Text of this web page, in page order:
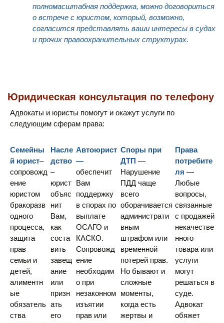
полномасштабная поддержка, можно договориться
о встрече с юристом, который, возможно,
согласится представлять ваши интересы в судах
и прочих правоохранительных структурах.
Юридическая консультация по телефону
Адвокаты и юристы помогут и окажут услуги по
следующим сферам права:
Семейны
й юрист–
сопровожд
ение
юристом
бракоразв
одного
процесса,
защита
прав
семьи и
детей,
алиментн
ые
обязатель
ства
Насле
дство
–
юрист
объяс
нит
Вам,
как
соста
вить
завещ
ание
или
призн
ать
его
Автоюрист
—
обеспечит
Вам
поддержку
в спорах по
выплате
ОСАГО и
КАСКО.
Сопровожд
ение
необходим
о при
незаконном
изъятии
прав или
Споры при
ДТП —
Нарушение
ПДД чаще
всего
оборачивается
администрати
вным
штрафом или
временной
потерей прав.
Но бывают и
сложные
моменты,
когда есть
жертвы и
Права
потребите
ля—
Любые
вопросы,
связанные
с продажей
некачестве
нного
товара или
услуги
могут
решаться в
суде.
Адвокат
обяжет